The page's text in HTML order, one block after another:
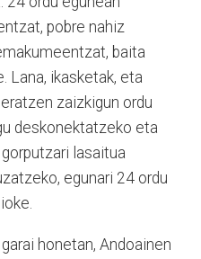
pobre nahiz
baita
Lana, ikasketak, eta
zaizkigun ordu
deskonektatzeko eta
lasaitua
egunari 24 ordu
honetan, Andoainen